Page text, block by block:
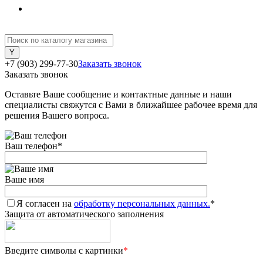
+7 (903) 299-77-30Заказать звонок
Заказать звонок
Оставьте Ваше сообщение и контактные данные и наши
специалисты свяжутся с Вами в ближайшее рабочее время для
решения Вашего вопроса.
Ваш телефон*
Ваше имя
Я согласен на обработку персональных данных.*
Защита от автоматического заполнения
Введите символы с картинки*